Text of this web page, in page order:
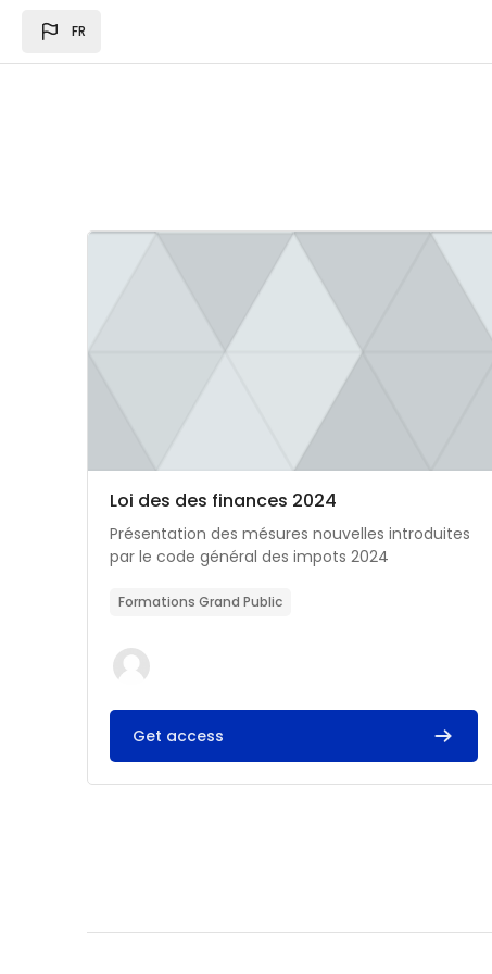
FR
Image du cours Loi des des finances 2024
Catégorie de cours
Nom du cours
Loi des des finances 2024
Résumé du cours :
Présentation des mésures nouvelles introduites
par le code général des impots 2024
Formations Grand Public
Get access